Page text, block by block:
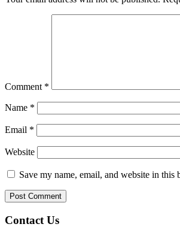
Comment *
Name *
Email *
Website
Save my name, email, and website in
Contact Us